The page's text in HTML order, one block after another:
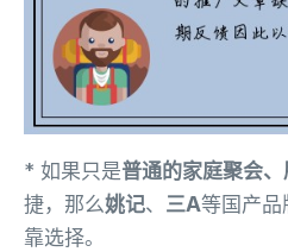
* 如果只是普通的家庭聚会
捷，那么姚记、 三A等国产品
靠选择。